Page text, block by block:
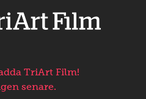
TriArt Film!
senare.